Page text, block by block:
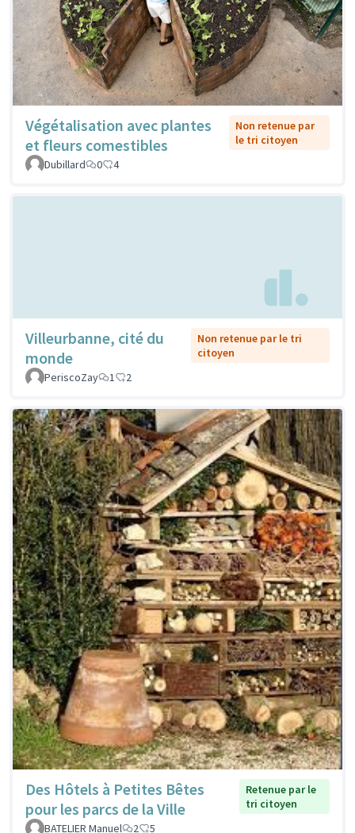
Végétalisation avec plantes
et fleurs comestibles
Non retenue par
le tri citoyen
Dubillard
0 4
Villeurbanne, cité du
monde
Non retenue par le tri
citoyen
PeriscoZay
1 2
Des Hôtels à Petites Bêtes
pour les parcs de la Ville
Retenue par le
tri citoyen
BATELIER Manuel
2 5